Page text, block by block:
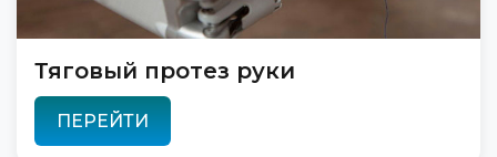
Тяговый протез руки
ПЕРЕЙТИ